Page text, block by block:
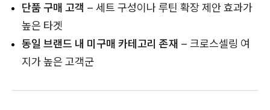
단품 구매 고객 – 세트 구성이나 루틴 확장 제안 효과가
높은 타겟
동일 브랜드 내 미구매 카테고리 존재 – 크로스셀링 여
지가 높은 고객군